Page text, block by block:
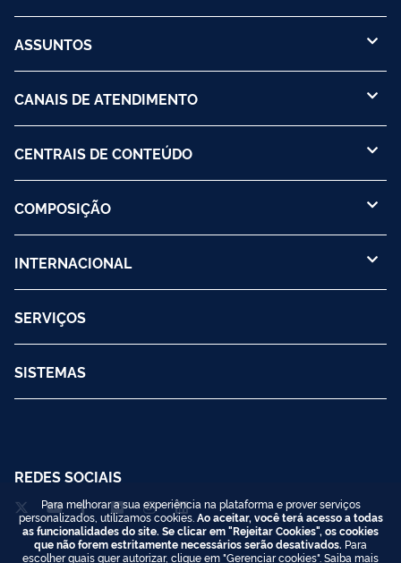
ASSUNTOS
CANAIS DE ATENDIMENTO
CENTRAIS DE CONTEÚDO
COMPOSIÇÃO
INTERNACIONAL
SERVIÇOS
SISTEMAS
REDES SOCIAIS
Para melhorar a sua experiência na plataforma e prover serviços
personalizados, utilizamos cookies. Ao aceitar, você terá acesso a todas
as funcionalidades do site. Se clicar em "Rejeitar Cookies", os cookies
que não forem estritamente necessários serão desativados. Para
escolher quais quer autorizar, clique em "Gerenciar cookies". Saiba mais